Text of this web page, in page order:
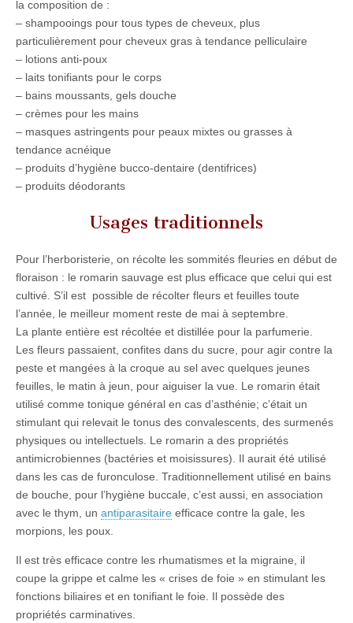
la composition de :
– shampooings pour tous types de cheveux, plus
particulièrement pour cheveux gras à tendance pelliculaire
– lotions anti-poux
– laits tonifiants pour le corps
– bains moussants, gels douche
– crèmes pour les mains
– masques astringents pour peaux mixtes ou grasses à
tendance acnéique
– produits d’hygiène bucco-dentaire (dentifrices)
– produits déodorants
Usages traditionnels
Pour l’herboristerie, on récolte les sommités fleuries en début de
floraison : le romarin sauvage est plus efficace que celui qui est
cultivé. S’il est possible de récolter fleurs et feuilles toute
l’année, le meilleur moment reste de mai à septembre.
La plante entière est récoltée et distillée pour la parfumerie.
Les fleurs passaient, confites dans du sucre, pour agir contre la
peste et mangées à la croque au sel avec quelques jeunes
feuilles, le matin à jeun, pour aiguiser la vue. Le romarin était
utilisé comme tonique général en cas d’asthénie; c’était un
stimulant qui relevait le tonus des convalescents, des surmenés
physiques ou intellectuels. Le romarin a des propriétés
antimicrobiennes (bactéries et moisissures). Il aurait été utilisé
dans les cas de furonculose. Traditionnellement utilisé en bains
de bouche, pour l’hygiène buccale, c’est aussi, en association
avec le thym, un antiparasitaire efficace contre la gale, les
morpions, les poux.
Il est très efficace contre les rhumatismes et la migraine, il
coupe la grippe et calme les « crises de foie » en stimulant les
fonctions biliaires et en tonifiant le foie. Il possède des
propriétés carminatives.